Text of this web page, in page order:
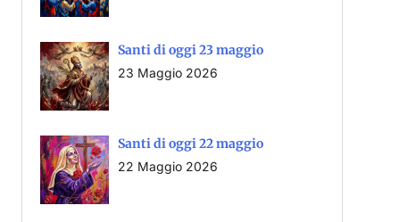
Santi di oggi 23 maggio
23 Maggio 2026
Santi di oggi 22 maggio
22 Maggio 2026